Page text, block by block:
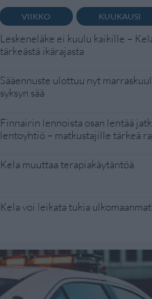
VIIKKO KUUKAUSI
Leskeneläke ei kuulu kaikille –
tärkeästä ikärajasta
Sääennuste ulottuu nyt
syksyn sää
Finnairin lennoista osan lentää
lentoyhtiö – matkustajille tärkeä
Kela muuttaa terapiakäytäntöä
Kela voi leikata tukia